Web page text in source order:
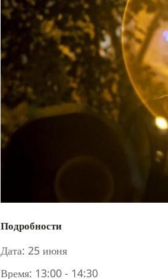
Подробности
Дата: 25 июня
Время: 13:00 - 14:30